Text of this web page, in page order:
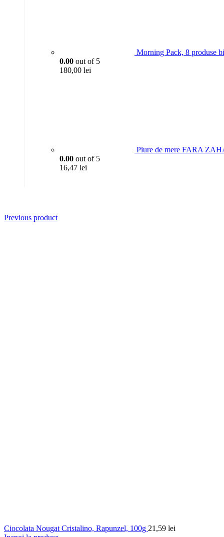
Morning Pack, 8 produse
0.00 out of 5
180,00 lei
Piure de mere FARA
0.00 out of 5
16,47 lei
Previous product
Ciocolata Nougat Cristalino, Rapunzel, 100g 21,59 lei